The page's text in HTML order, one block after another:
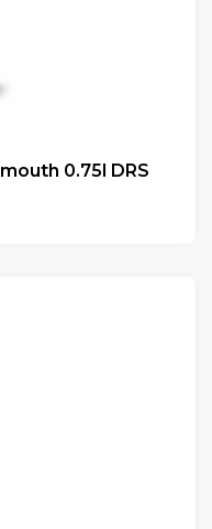
0.75l DRS